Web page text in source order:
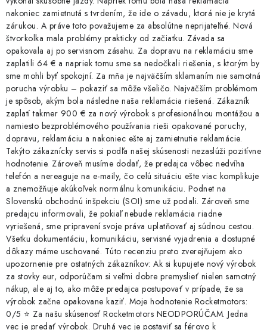
nakoniec zamietnutá s tvrdením, že ide o závadu, ktorá nie je krytá
zárukou. A práve toto považujeme za absolútne neprijateľné. Nová
štvorkolka mala problémy prakticky od začiatku. Závada sa
opakovala aj po servisnom zásahu. Za dopravu na reklamáciu sme
zaplatili 64 € a napriek tomu sme sa nedočkali riešenia, s ktorým by
sme mohli byť spokojní. Za mňa je najväčším sklamaním nie samotná
porucha výrobku – pokaziť sa môže všeličo. Najväčším problémom
je spôsob, akým bola následne naša reklamácia riešená. Zákazník
zaplatí takmer 900 € za nový výrobok s profesionálnou montážou a
namiesto bezproblémového používania rieši opakované poruchy,
dopravu, reklamáciu a nakoniec ešte aj zamietnutie reklamácie.
Takýto zákaznícky servis si podľa našej skúsenosti nezaslúži pozitívne
hodnotenie. Zároveň musíme dodať, že predajca vôbec nedvíha
telefón a nereaguje na e-maily, čo celú situáciu ešte viac komplikuje
a znemožňuje akúkoľvek normálnu komunikáciu. Podnet na
Slovenskú obchodnú inšpekciu (SOI) sme už podali. Zároveň sme
predajcu informovali, že pokiaľ nebude reklamácia riadne
vyriešená, sme pripravení svoje práva uplatňovať aj súdnou cestou.
Všetku dokumentáciu, komunikáciu, servisné vyjadrenia a dostupné
dôkazy máme uschované. Túto recenziu preto zverejňujem ako
upozornenie pre ostatných zákazníkov: Ak si kupujete nový výrobok
za stovky eur, odporúčam si veľmi dobre premyslieť nielen samotný
nákup, ale aj to, ako môže predajca postupovať v prípade, že sa
výrobok začne opakovane kaziť. Moje hodnotenie Rocketmotors:
0/5 ⭐ Za našu skúsenosť Rocketmotors NEODPORÚČAM. Jedna
vec je predať výrobok. Druhá vec je postaviť sa férovo k